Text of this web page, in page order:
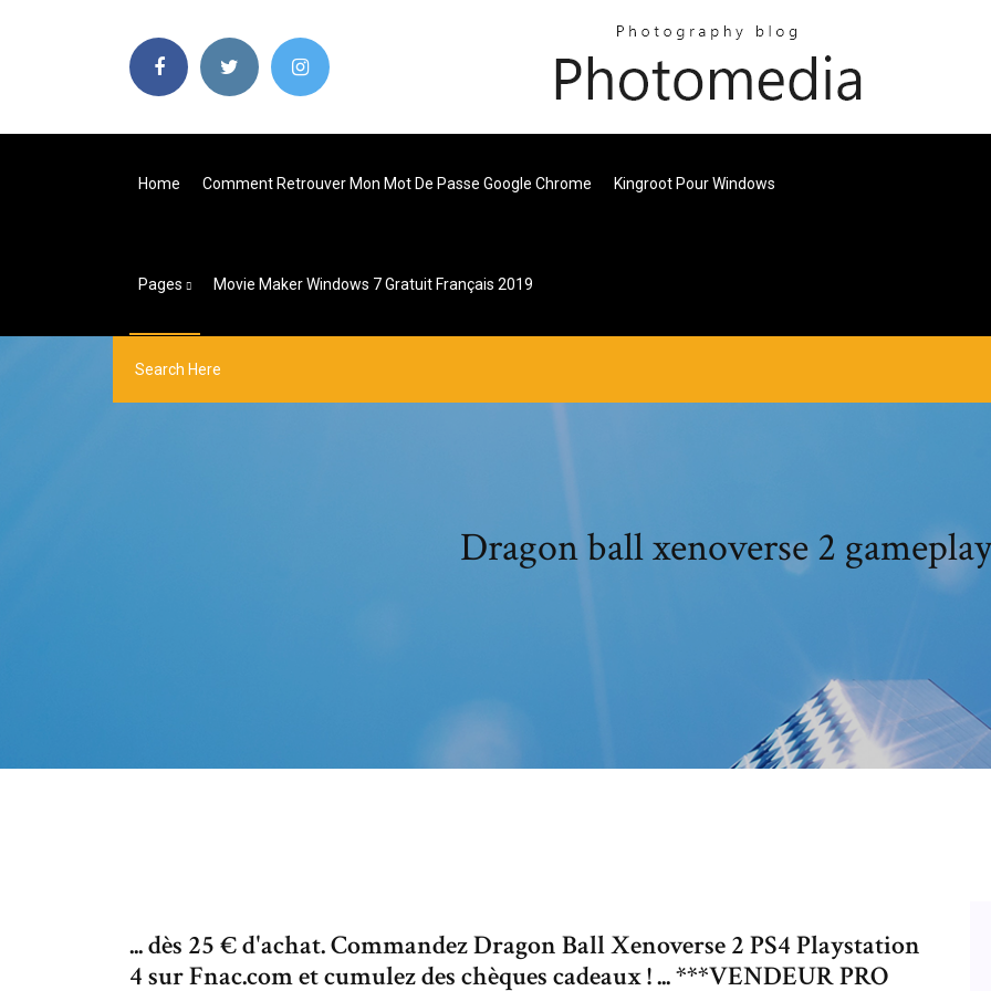
Home Comment Retrouver Mon Mot De Passe Google Chrome Kingroot Pour Windows
Pages Movie Maker Windows 7 Gratuit Français 2019
Dragon ball xenoverse 2
... dès 25 € d'achat. Commandez Dragon Ball Xenoverse 2 PS4 Playstation
4 sur Fnac.com et cumulez des chèques cadeaux ! ... ***VENDEUR PRO